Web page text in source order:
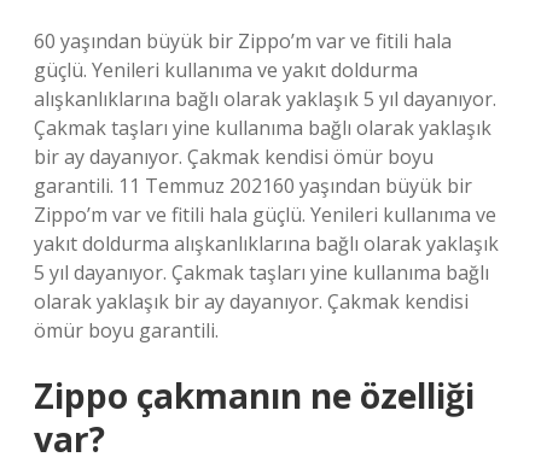
60 yaşından büyük bir Zippo’m var ve fitili hala
güçlü. Yenileri kullanıma ve yakıt doldurma
alışkanlıklarına bağlı olarak yaklaşık 5 yıl dayanıyor.
Çakmak taşları yine kullanıma bağlı olarak yaklaşık
bir ay dayanıyor. Çakmak kendisi ömür boyu
garantili. 11 Temmuz 202160 yaşından büyük bir
Zippo’m var ve fitili hala güçlü. Yenileri kullanıma ve
yakıt doldurma alışkanlıklarına bağlı olarak yaklaşık
5 yıl dayanıyor. Çakmak taşları yine kullanıma bağlı
olarak yaklaşık bir ay dayanıyor. Çakmak kendisi
ömür boyu garantili.
Zippo çakmanın ne özelliği
var?